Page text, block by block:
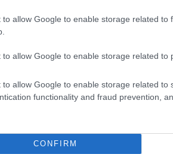
to allow Google to enable storage related to
to allow Google to enable storage related to
to allow Google to enable storage related to
functionality and fraud prevention,
CONFIRM